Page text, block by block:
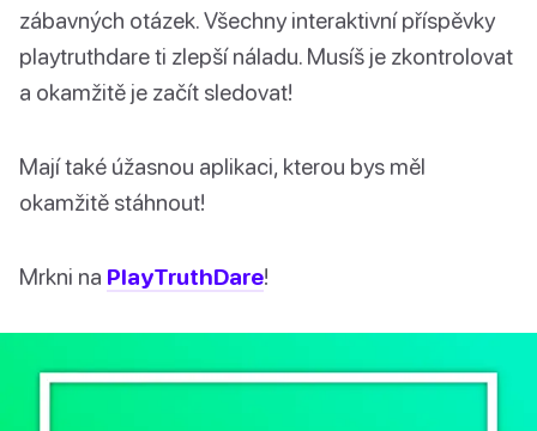
zábavných otázek. Všechny interaktivní příspěvky
playtruthdare ti zlepší náladu. Musíš je zkontrolovat
a okamžitě je začít sledovat!
Mají také úžasnou aplikaci, kterou bys měl
okamžitě stáhnout!
Mrkni na PlayTruthDare!